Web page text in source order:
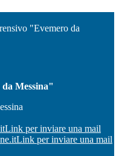
"Evemero da
Messina"
Link per inviare una mail
Link per inviare una mail